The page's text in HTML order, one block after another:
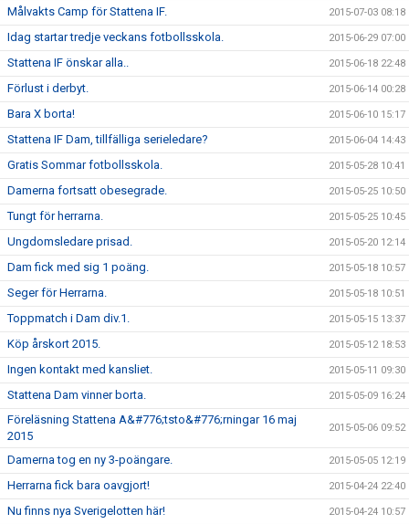
Målvakts Camp för Stattena IF. 2015-07-03 08:18
Idag startar tredje veckans fotbollsskola. 2015-06-29 07:00
Stattena IF önskar alla.. 2015-06-18 22:48
Förlust i derbyt. 2015-06-14 00:28
Bara X borta! 2015-06-10 15:17
Stattena IF Dam, tillfälliga serieledare? 2015-06-04 14:43
Gratis Sommar fotbollsskola. 2015-05-28 10:41
Damerna fortsatt obesegrade. 2015-05-25 10:50
Tungt för herrarna. 2015-05-25 10:45
Ungdomsledare prisad. 2015-05-20 12:14
Dam fick med sig 1 poäng. 2015-05-18 10:57
Seger för Herrarna. 2015-05-18 10:51
Toppmatch i Dam div.1. 2015-05-15 13:37
Köp årskort 2015. 2015-05-12 18:53
Ingen kontakt med kansliet. 2015-05-11 09:30
Stattena Dam vinner borta. 2015-05-09 16:24
Föreläsning Stattena A&#776;tsto&#776;rningar 16 maj
2015
2015-05-06 09:52
Damerna tog en ny 3-poängare. 2015-05-05 12:19
Herrarna fick bara oavgjort! 2015-04-24 22:40
Nu finns nya Sverigelotten här! 2015-04-24 10:57